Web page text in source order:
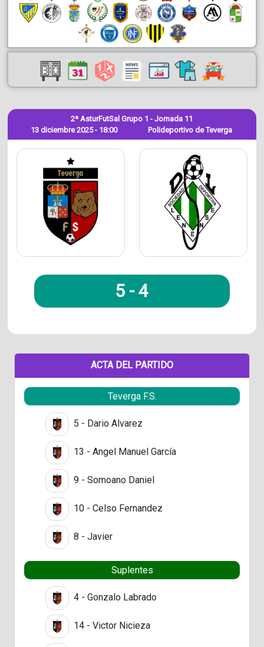
13 diciembre 2025 - 18:00
2ª AsturFutSal Grupo 1 - Jornada 11
Polideportivo de Teverga
5 -4
ACTA DEL PARTIDO
Teverga F.S.
5 - Dario Alvarez
13 - Angel Manuel García
9 - Somoano Daniel
10 - Celso Fernandez
8 - Javier
Suplentes
4 - Gonzalo Labrado
14 - Victor Nicieza